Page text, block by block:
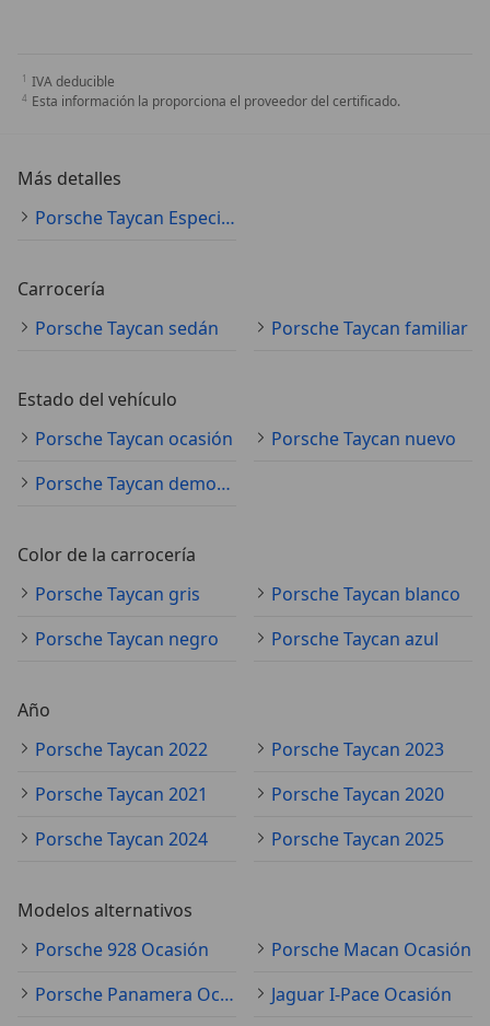
IVA deducible
Esta información la proporciona el proveedor del certificado.
Más detalles
Porsche Taycan Especificaciones técnicas
Carrocería
Porsche Taycan sedán
Porsche Taycan familiar
Estado del vehículo
Porsche Taycan ocasión
Porsche Taycan nuevo
Porsche Taycan demostración
Color de la carrocería
Porsche Taycan gris
Porsche Taycan blanco
Porsche Taycan negro
Porsche Taycan azul
Año
Porsche Taycan 2022
Porsche Taycan 2023
Porsche Taycan 2021
Porsche Taycan 2020
Porsche Taycan 2024
Porsche Taycan 2025
Modelos alternativos
Porsche 928 Ocasión
Porsche Macan Ocasión
Porsche Panamera Ocasión
Jaguar I-Pace Ocasión